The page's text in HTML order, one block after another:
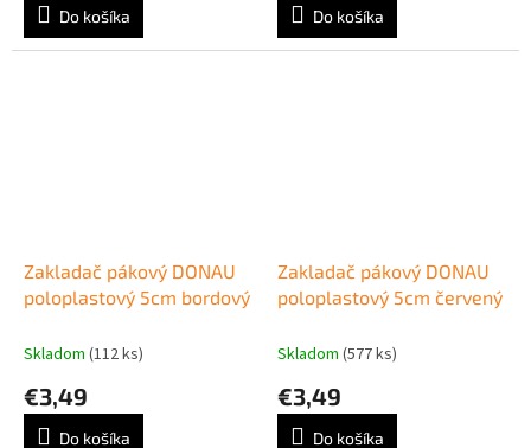
Do košíka Do košíka
Zakladač pákový DONAU
poloplastový 5cm bordový
Skladom (112 ks)
€3,49
Do košíka
Zakladač pákový DONAU
poloplastový 5cm červený
Skladom (577 ks)
€3,49
Do košíka